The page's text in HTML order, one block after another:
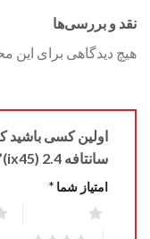
نقد و بررسی‌ها
هیچ دیدگاهی برای
اولین کسی باشید
سانتافه 2.4 (ix45)”
امتیاز شما *